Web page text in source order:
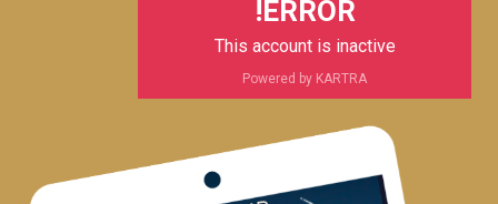
ERROR!
This account is inactive
Powered by KARTRA